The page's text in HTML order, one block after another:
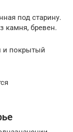
под старину.
камня, бревен.
и покрытый